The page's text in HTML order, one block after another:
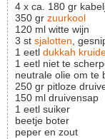
4 x ca. 180 gr
350 gr zuurkool
120 ml witte wijn
3 st sjalotten ,
1 eetl dukkah
1 eetl niet te
neutrale olie om te
250 gr pitloze
150 ml druivensap
1 eetl suiker
beetje boter
peper en zout